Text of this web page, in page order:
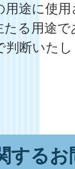
用途に使
たる用途
判断いた
する